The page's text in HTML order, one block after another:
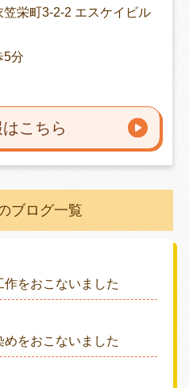
栄町3-2-2 エスケイビル
5分
こちら
ブログ一覧
作をおこないました
めをおこないました